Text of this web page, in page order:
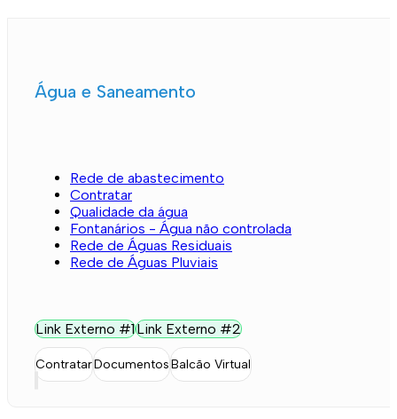
Água e Saneamento
Rede de abastecimento
Contratar
Qualidade da água
Fontanários - Água não controlada
Rede de Águas Residuais
Rede de Águas Pluviais
Link Externo #1Link Externo #2
ContratarDocumentosBalcão Virtual